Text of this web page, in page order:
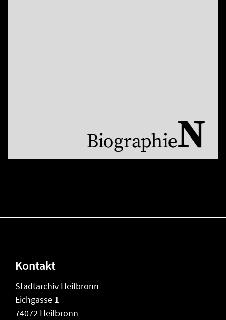
Kontakt
Stadtarchiv Heilbronn
Eichgasse 1
74072 Heilbronn